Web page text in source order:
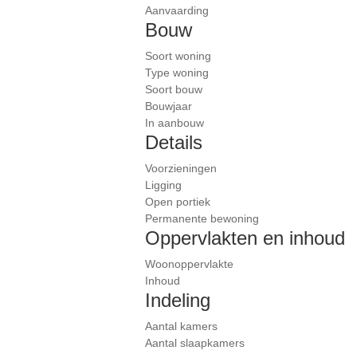
Aanvaarding
Bouw
Soort woning
Type woning
Soort bouw
Bouwjaar
In aanbouw
Details
Voorzieningen
Ligging
Open portiek
Permanente bewoning
Oppervlakten en inhoud
Woonoppervlakte
Inhoud
Indeling
Aantal kamers
Aantal slaapkamers